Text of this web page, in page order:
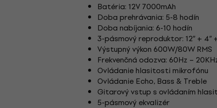
Batéria: 12V 7000mAh
Doba prehrávania: 5-8 hodín
Doba nabíjania: 6-10 hodín
3-pásmový reproduktor: 12″ + 4″
Výstupný výkon 600W/80W RMS
Frekvenčná odozva: 60Hz –
Ovládanie hlasitosti mikrofónu
Ovládanie Echo, Bass & Treble
Gitarový vstup s ovládaním
5-pásmový ekvalizér